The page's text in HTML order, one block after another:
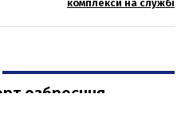
комплекси на службі
озброєння